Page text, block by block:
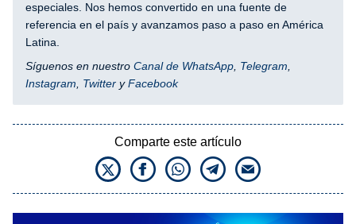
especiales. Nos hemos convertido en una fuente de
referencia en el país y avanzamos paso a paso en América
Latina.
Síguenos en nuestro Canal de WhatsApp, Telegram,
Instagram, Twitter yFacebook
Comparte este artículo